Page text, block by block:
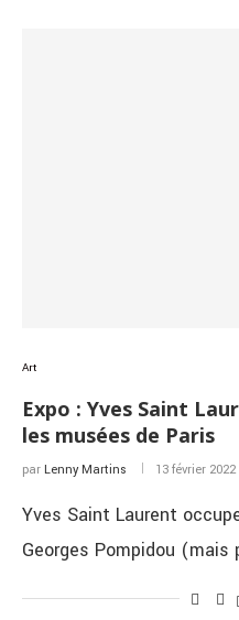
Art
Expo : Yves Saint
les musées de Paris
par Lenny Martins 13 février 2022
Yves Saint Laurent
Georges Pompidou (mais